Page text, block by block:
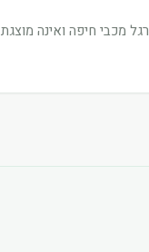
מכבי חיפה ואינה מוצגת